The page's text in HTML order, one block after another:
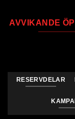
AVVIKANDE
RESERVDELAR